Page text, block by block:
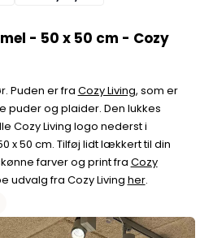
- 50 x 50 cm - Cozy
Puden er fra Cozy Living, som er
puder og plaider. Den lukkes
Cozy Living logo nederst i
x 50 cm. Tilføj lidt lækkert til din
farver og print fra Cozy
udvalg fra Cozy Living her.